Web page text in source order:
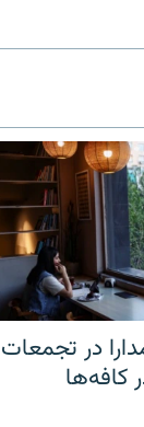
در تجمعات
کافه‌ها